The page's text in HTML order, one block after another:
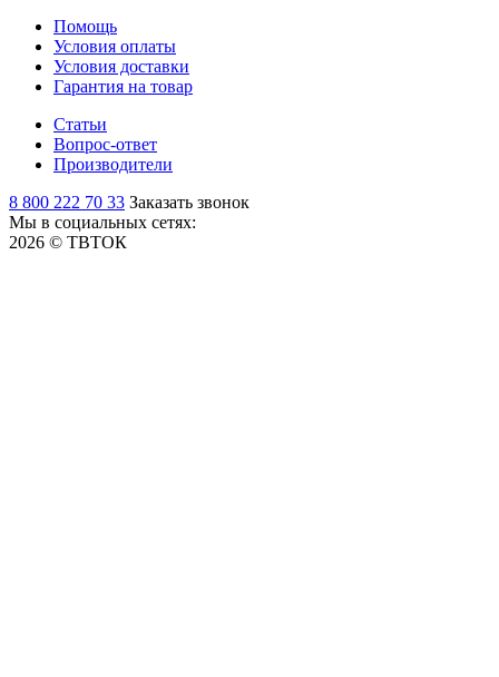
Помощь
Условия оплаты
Условия доставки
Гарантия на товар
Статьи
Вопрос-ответ
Производители
8 800 222 70 33 Заказать звонок
Мы в социальных сетях:
2026 © ТВТОК